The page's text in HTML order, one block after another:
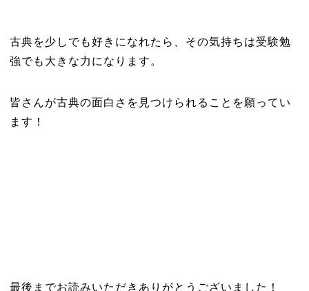
古典を少しでも好きになれたら、その気持ちは受験勉
強でも大きな力になります。
皆さんが古典の面白さを見つけられることを願ってい
ます！
最後までお読みいただきありがとうございました！